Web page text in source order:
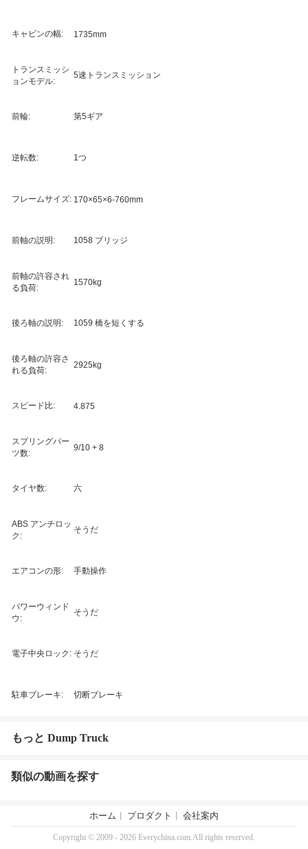
キャビンの幅: 1735mm
トランスミッシ
ョンモデル:
5速トランスミッション
前輪: 第5ギア
逆転数: 1つ
フレームサイズ: 170×65×6-760mm
前軸の説明: 1058 ブリッジ
前軸の許容され
る負荷:
1570kg
後ろ軸の説明: 1059 橋を短くする
後ろ軸の許容さ
れる負荷:
2925kg
スピード比: 4.875
スプリングパー
ツ数:
9/10 + 8
タイヤ数: 六
ABS アンチロッ
ク:
そうだ
エアコンの形: 手動操作
パワーウィンド
ウ:
そうだ
電子中央ロック: そうだ
駐車ブレーキ: 切断ブレーキ
もっと Dump Truck
類似の動画を探す
ホーム プロダクト 会社案内
Copyright © 2009 - 2026 Everychina.com.All rights reserved.